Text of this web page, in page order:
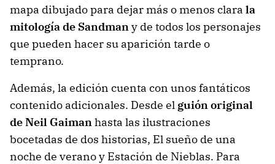
mapa dibujado para dejar más o menos clara la
mitología de Sandmany de todos los personajes
que pueden hacer su aparición tarde o
temprano.
Además, la edición cuenta con unos fantáticos
contenido adicionales. Desde el guión original
de Neil Gaimanhasta las ilustraciones
bocetadas de dos historias, El sueño de una
noche de verano y Estación de Nieblas. Para